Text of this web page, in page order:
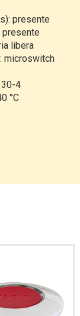
presente
presente
libera
microswitch
4
°C